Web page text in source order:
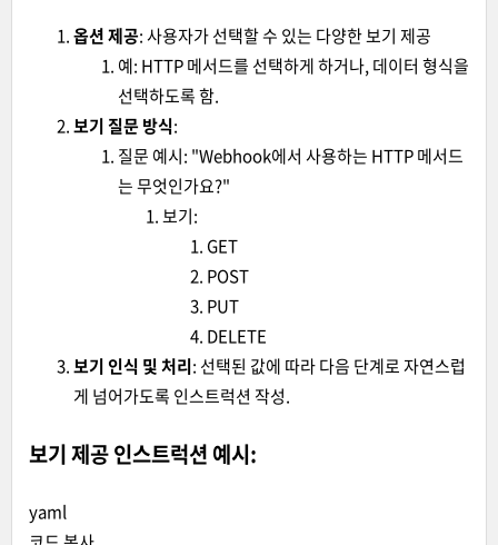
옵션 제공: 사용자가 선택할 수 있는 다양한 보기 제공
예: HTTP 메서드를 선택하게 하거나, 데이터 형식을
선택하도록 함.
보기 질문 방식:
질문 예시: "Webhook에서 사용하는 HTTP 메서드
는 무엇인가요?"
보기:
GET
POST
PUT
DELETE
보기 인식 및 처리: 선택된 값에 따라 다음 단계로 자연스럽
게 넘어가도록 인스트럭션 작성.
보기 제공 인스트럭션 예시:
yaml